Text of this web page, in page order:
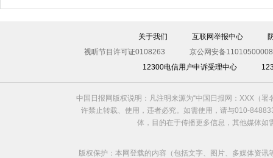
关于我们 互联网举报中心
视听节目许可证0108263
京公网安备
12300电信用户申诉受理中心
中国日报网版权说明：凡注明来源为“中国日报网：XXX（
许禁止转载、使用，违者必究。如需使用，请与010-
体，目的在于传播更多信息，其他媒体
版权保护：本网登载的内容（包括文字、图片、多媒体资